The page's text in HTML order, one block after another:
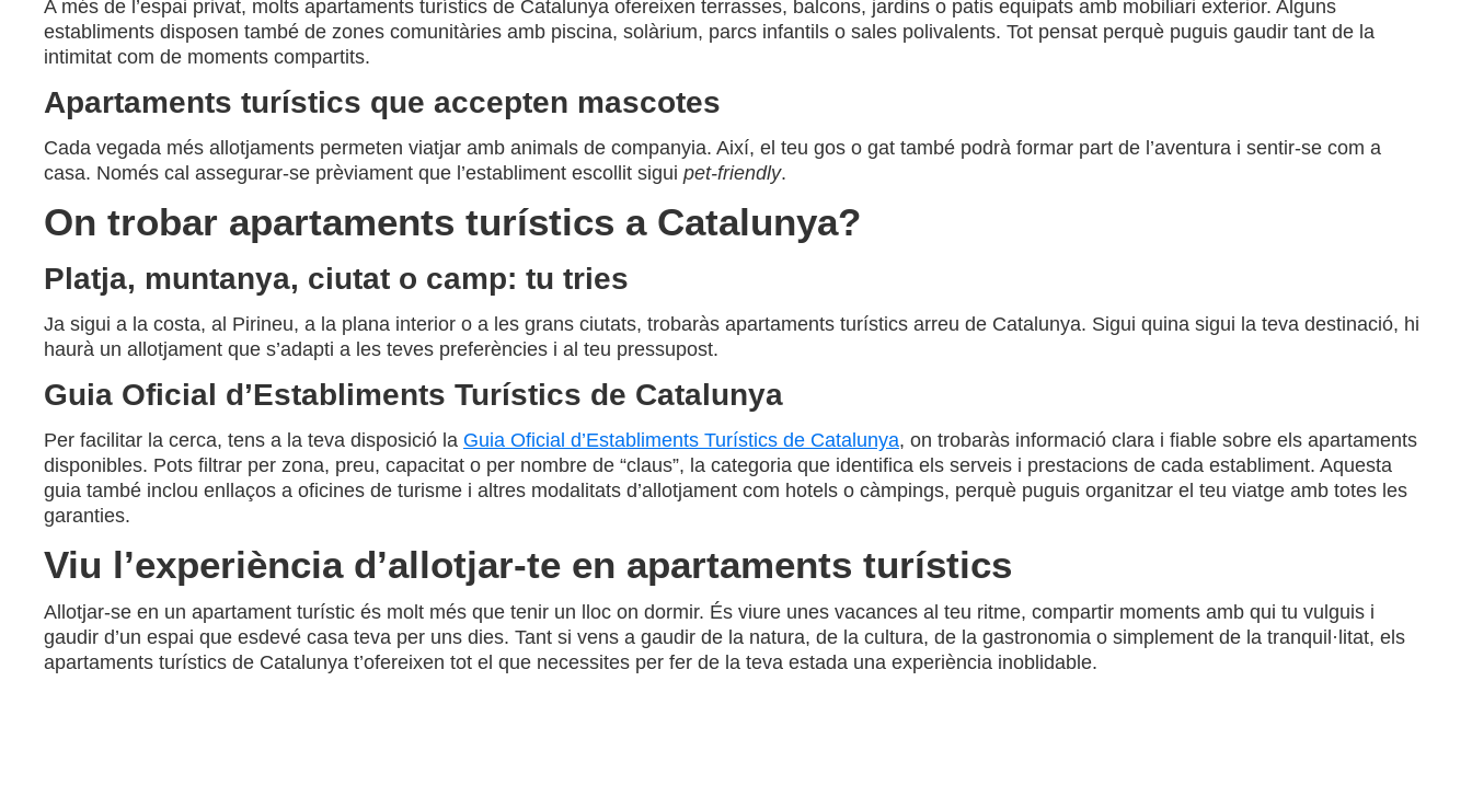
A més de l’espai privat, molts apartaments turístics de Catalunya ofereixen terrasses, balcons, jardins o patis equipats amb mobiliari exterior. Alguns
establiments disposen també de zones comunitàries amb piscina, solàrium, parcs infantils o sales polivalents. Tot pensat perquè puguis gaudir tant de la
intimitat com de moments compartits.
Apartaments turístics que accepten mascotes
Cada vegada més allotjaments permeten viatjar amb animals de companyia. Així, el teu gos o gat també podrà formar part de l’aventura i sentir-se com a
casa. Només cal assegurar-se prèviament que l’establiment escollit sigui pet-friendly.
On trobar apartaments turístics a Catalunya?
Platja, muntanya, ciutat o camp: tu tries
Ja sigui a la costa, al Pirineu, a la plana interior o a les grans ciutats, trobaràs apartaments turístics arreu de Catalunya. Sigui quina sigui la teva destinació, hi
haurà un allotjament que s’adapti a les teves preferències i al teu pressupost.
Guia Oficial d’Establiments Turístics de Catalunya
Per facilitar la cerca, tens a la teva disposició la Guia Oficial d’Establiments Turístics de Catalunya, on trobaràs informació clara i fiable sobre els apartaments
disponibles. Pots filtrar per zona, preu, capacitat o per nombre de “claus”, la categoria que identifica els serveis i prestacions de cada establiment. Aquesta
guia també inclou enllaços a oficines de turisme i altres modalitats d’allotjament com hotels o càmpings, perquè puguis organitzar el teu viatge amb totes les
garanties.
Viu l’experiència d’allotjar-te en apartaments turístics
Allotjar-se en un apartament turístic és molt més que tenir un lloc on dormir. És viure unes vacances al teu ritme, compartir moments amb qui tu vulguis i
gaudir d’un espai que esdevé casa teva per uns dies. Tant si vens a gaudir de la natura, de la cultura, de la gastronomia o simplement de la tranquil·litat, els
apartaments turístics de Catalunya t’ofereixen tot el que necessites per fer de la teva estada una experiència inoblidable.